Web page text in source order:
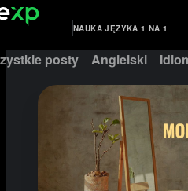
NAUKA JĘZYKA 1 NA 1
posty Angielski